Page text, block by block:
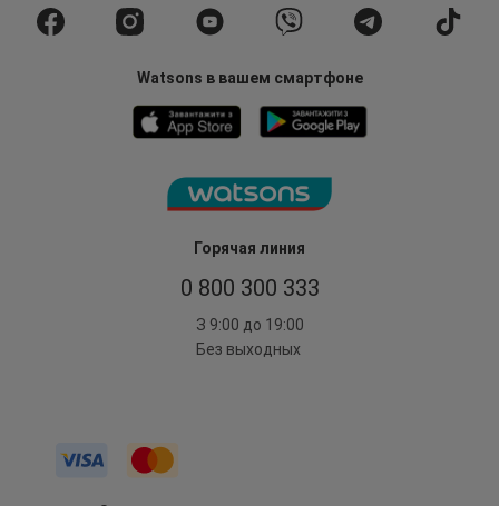
Горячая линия
0 800 300 333
З 9:00 до 19:00
Без выходных
Watsons в вашем смартфоне